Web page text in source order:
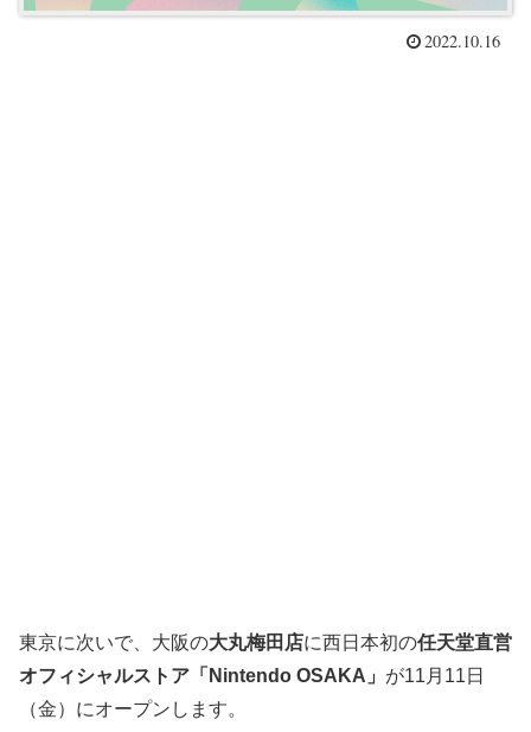
2022.10.16
東京に次いで、大阪の大丸梅田店に西日本初の任天堂直営
オフィシャルストア「Nintendo OSAKA」 が11月11日
（金）にオープンします。